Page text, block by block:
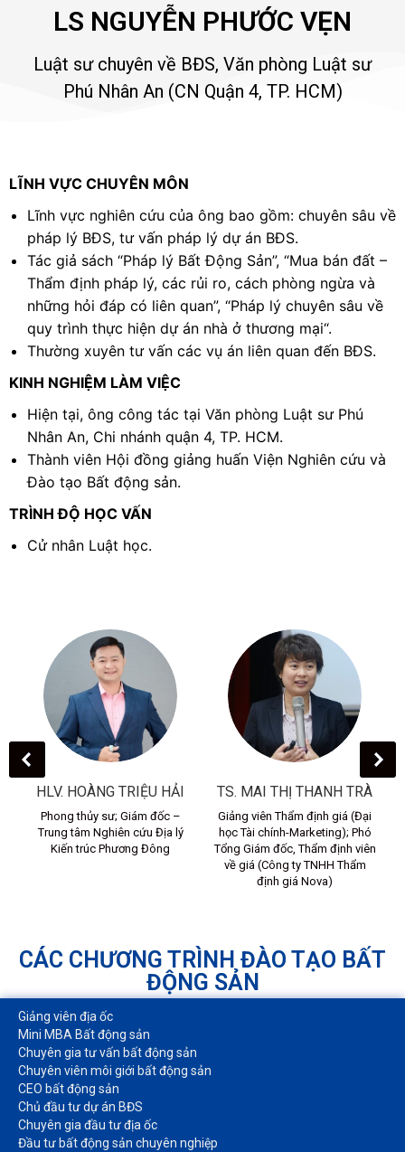
LS NGUYỄN PHƯỚC VẸN
Luật sư chuyên về BĐS, Văn phòng Luật sư
Phú Nhân An (CN Quận 4, TP. HCM)
LĨNH VỰC CHUYÊN MÔN
Lĩnh vực nghiên cứu của ông bao gồm: chuyên sâu về
pháp lý BĐS, tư vấn pháp lý dự án BĐS.
Tác giả sách “Pháp lý Bất Động Sản”, “Mua bán đất –
Thẩm định pháp lý, các rủi ro, cách phòng ngừa và
những hỏi đáp có liên quan”, “Pháp lý chuyên sâu về
quy trình thực hiện dự án nhà ở thương mại“.
Thường xuyên tư vấn các vụ án liên quan đến BĐS.
KINH NGHIỆM LÀM VIỆC
Hiện tại, ông công tác tại Văn phòng Luật sư Phú
Nhân An, Chi nhánh quận 4, TP. HCM.
Thành viên Hội đồng giảng huấn Viện Nghiên cứu và
Đào tạo Bất động sản.
TRÌNH ĐỘ HỌC VẤN
Cử nhân Luật học.
HLV. HOÀNG TRIỆU HẢI
Phong thủy sư; Giám đốc –
Trung tâm Nghiên cứu Địa lý
Kiến trúc Phương Đông
TS. MAI THỊ THANH TRÀ
Giảng viên Thẩm định giá (Đại
học Tài chính-Marketing); Phó
Tổng Giám đốc, Thẩm định viên
về giá (Công ty TNHH Thẩm
định giá Nova)
CÁC CHƯƠNG TRÌNH ĐÀO TẠO BẤT
ĐỘNG SẢN
Giảng viên địa ốc
Mini MBA Bất động sản
Chuyên gia tư vấn bất động sản
Chuyên viên môi giới bất động sản​
CEO bất động sản
Chủ đầu tư dự án BĐS
Chuyên gia đầu tư địa ốc​
Đầu tư bất động sản chuyên nghiệp